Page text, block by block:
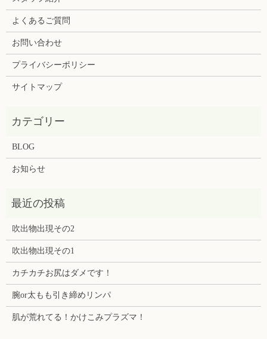
よくあるご質問
お問い合わせ
プライバシーポリシー
サイトマップ
BLOG
お知らせ
吹出物出現その2
吹出物出現その1
カチカチお尻はダメです！
腕or太もも引き締めリンパ
肌が荒れてる！かけこみプラズマ！